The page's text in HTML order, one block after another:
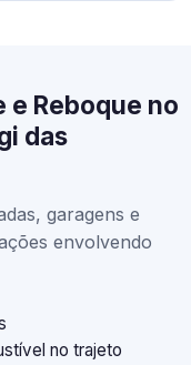
e Reboque no
das
garagens e
envolvendo
no trajeto